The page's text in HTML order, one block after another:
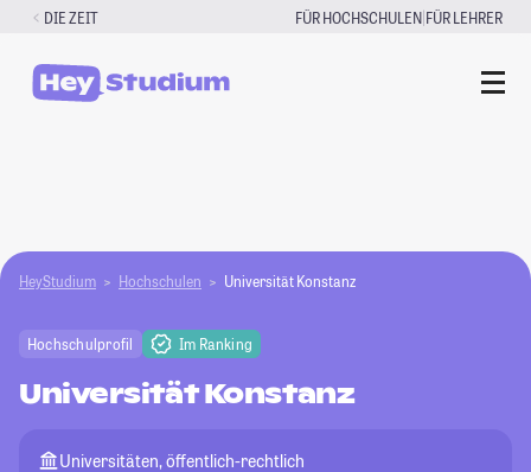
Zum
springen
DIE ZEIT FÜR HOCHSCHULEN|FÜR LEHRER
HeyStudium Hochschulen Universität Konstanz
Hochschulprofil Im Ranking
Universität Konstanz
Universitäten, öffentlich-rechtlich